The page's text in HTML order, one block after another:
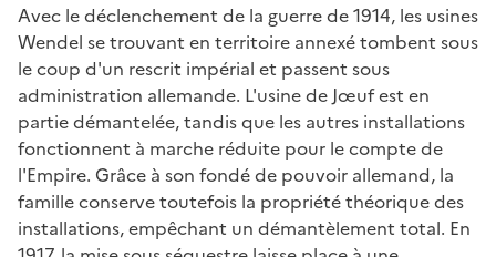
Avec le déclenchement de la guerre de 1914, les usines
Wendel se trouvant en territoire annexé tombent sous
le coup d'un rescrit impérial et passent sous
administration allemande. L'usine de Jœuf est en
partie démantelée, tandis que les autres installations
fonctionnent à marche réduite pour le compte de
l'Empire. Grâce à son fondé de pouvoir allemand, la
famille conserve toutefois la propriété théorique des
installations, empêchant un démantèlement total. En